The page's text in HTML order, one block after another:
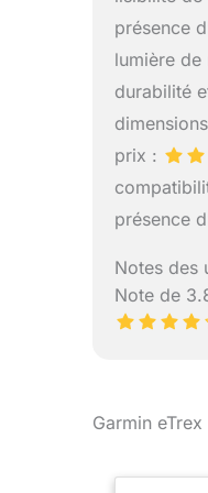
présence
lumière de
durabilité
prix :
présence
Notes des
Note de
Garmin